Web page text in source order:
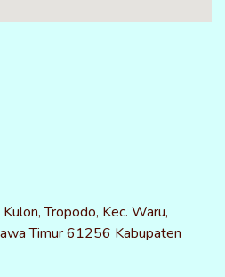
Tropodo, Kec. Waru,
Timur 61256 Kabupaten